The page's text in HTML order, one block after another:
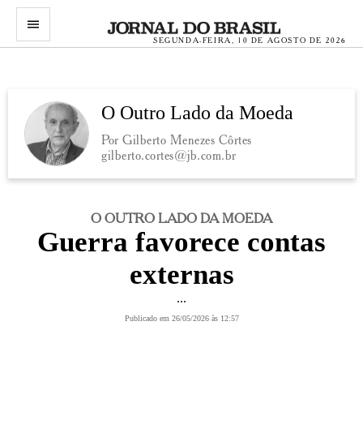
menu
SEGUNDA-FEIRA, 10 DE AGOSTO DE 2026
O Outro Lado da Moeda
Por Gilberto Menezes Côrtes
gilberto.cortes@jb.com.br
O OUTRO LADO DA MOEDA
Guerra favorece contas
externas
...
Publicado em 26/05/2026 às 12:57